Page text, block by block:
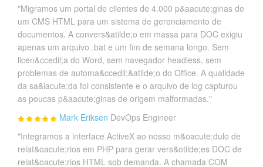
"Migramos um portal de clientes de 4.000 p&aacute;ginas de
um CMS HTML para um sistema de gerenciamento de
documentos. A convers&atilde;o em massa para DOC exigiu
apenas um arquivo .bat e um fim de semana longo. Sem
licen&ccedil;a do Word, sem navegador headless, sem
problemas de automa&ccedil;&atilde;o do Office. A qualidade
da sa&iacute;da foi consistente e o arquivo de log capturou
as poucas p&aacute;ginas de origem malformadas."
Mark Eriksen DevOps Engineer
"Integramos a interface ActiveX ao nosso m&oacute;dulo de
relat&oacute;rios em PHP para gerar vers&otilde;es DOC de
relat&oacute;rios HTML sob demanda. A chamada COM